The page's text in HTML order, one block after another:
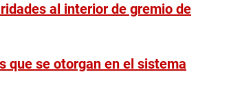
al interior de gremio de
que se otorgan en el sistema